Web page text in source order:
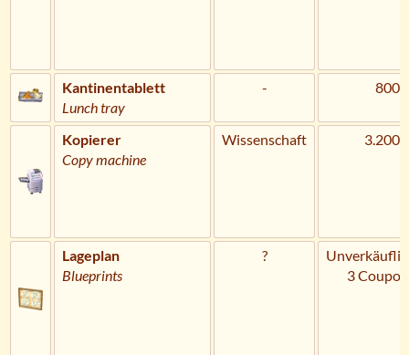
Kantinentablett
Lunch tray
- 800
Kopierer
Copy machine
Wissenschaft 3.200
Lageplan
Blueprints
?
3